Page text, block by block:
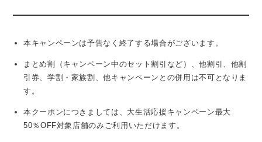
本キャンペーンは予告なく終了する場合がございます。
まとめ割（キャンペーン中のセット割引など）、他割引、他割
引券、学割・家族割、他キャンペーンとの併用は不可となりま
す。
本クーポンにつきましては、大生活応援キャンペーン最大
50％OFF対象店舗のみご利用いただけます。